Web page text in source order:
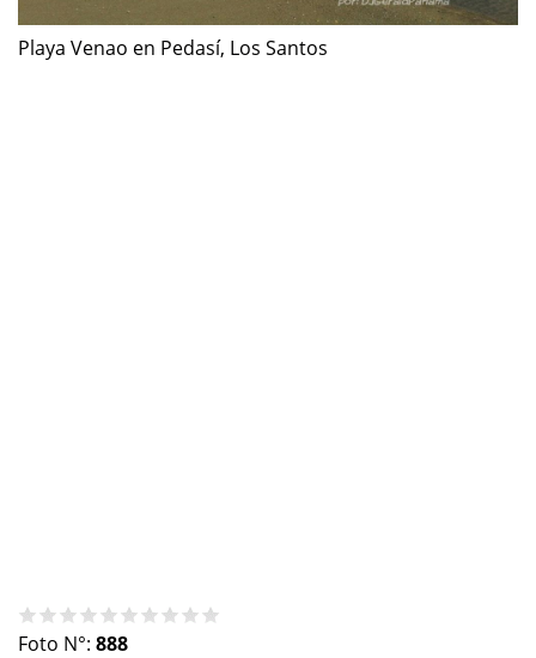
Playa Venao en Pedasí, Los Santos
Foto N°: 888